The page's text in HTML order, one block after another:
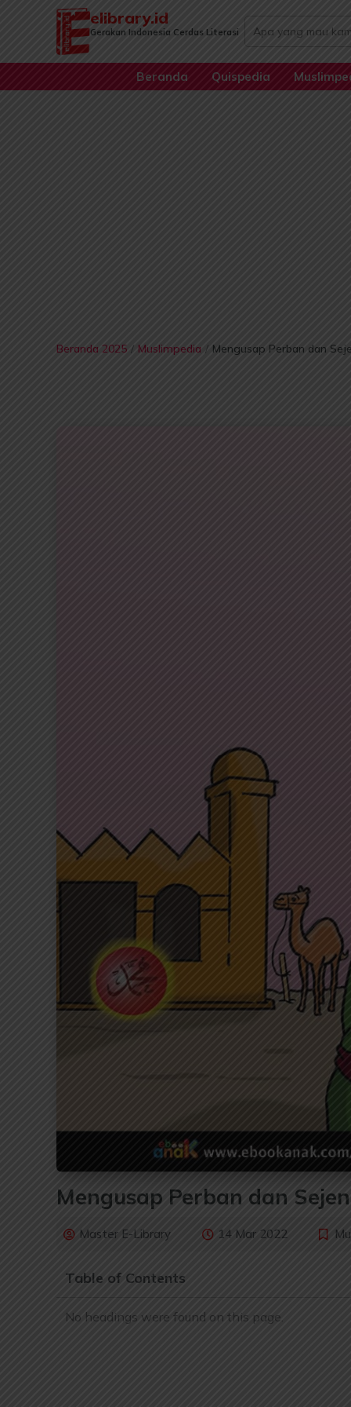
elibrary.id
Gerakan Indonesia Cerdas Literasi
Search
...
Beranda Quispedia
Beranda 2025 / Muslimpedia / Mengusap Perban dan
Mengusap Perban dan
Master E-Library 14 Mar 2022
Table of Contents
No headings were found on this page.